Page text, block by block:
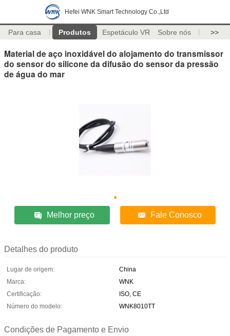
Hefei WNK Smart Technology Co.,Ltd
Para casa Produtos Espetáculo VR Sobre nós >>
Material de aço inoxidável do alojamento do transmissor
do sensor do silicone da difusão do sensor da pressão
de água do mar
Melhor preço Fale Conosco
Detalhes do produto
Lugar de origem:
China
Marca:
WNK
Certificação:
ISO, CE
Número do modelo:
WNK8010TT
Condições de Pagamento e Envio